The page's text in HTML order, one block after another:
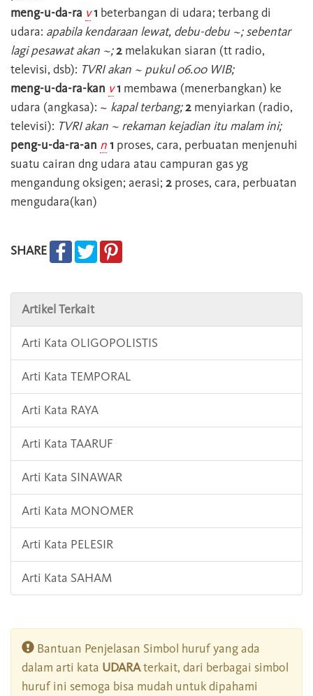
meng-u-da-ra v1 beterbangan di udara; terbang di
udara: apabila kendaraan lewat, debu-debu ~; sebentar
lagi pesawat akan ~;2 melakukan siaran (tt radio,
televisi, dsb): TVRI akan ~ pukul 06.00 WIB;
meng-u-da-ra-kan v1 membawa (menerbangkan) ke
udara (angkasa): ~ kapal terbang;2 menyiarkan (radio,
televisi): TVRI akan ~ rekaman kejadian itu malam ini;
peng-u-da-ra-an n1 proses, cara, perbuatan menjenuhi
suatu cairan dng udara atau campuran gas yg
mengandung oksigen; aerasi; 2 proses, cara, perbuatan
mengudara(kan)
SHARE
Artikel Terkait
Arti Kata OLIGOPOLISTIS
Arti Kata TEMPORAL
Arti Kata RAYA
Arti Kata TAARUF
Arti Kata SINAWAR
Arti Kata MONOMER
Arti Kata PELESIR
Arti Kata SAHAM
Bantuan Penjelasan Simbol huruf yang ada
dalam arti kata UDARAterkait, dari berbagai simbol
huruf ini semoga bisa mudah untuk dipahami